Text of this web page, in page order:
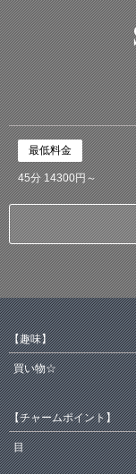
最低料金
45分 14300円～
【趣味】
買い物☆
【チャームポイント】
目